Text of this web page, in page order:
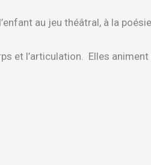
au jeu théâtral, à la
et l’articulation. Elles animent